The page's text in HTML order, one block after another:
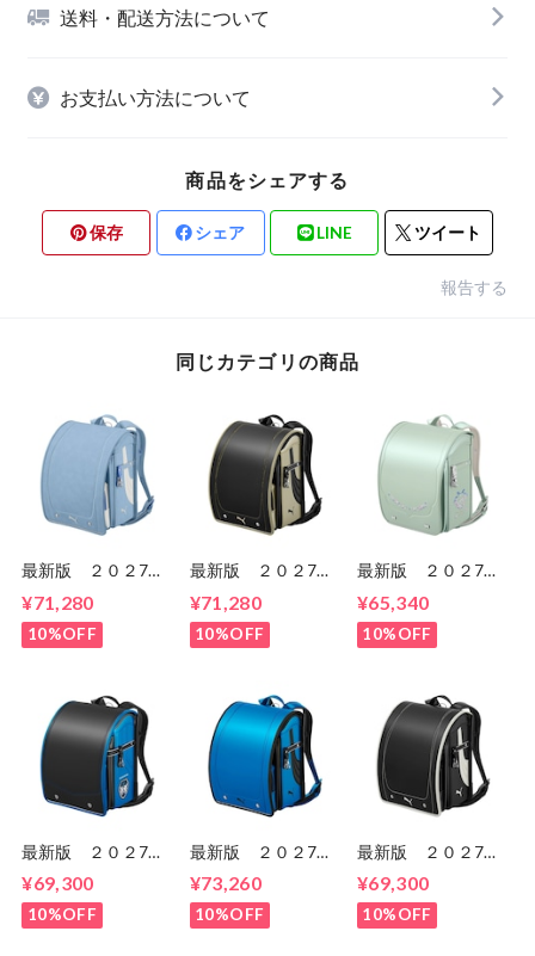
送料・配送方法について
お支払い方法について
商品をシェアする
保存 シェア LINE ツイート
報告する
同じカテゴリの商品
最新版 ２０２7
ド PBP27 男の
子 セイバンのラン
ドセル ６年間保
¥71,280
10%OFF
最新版 ２０２7
ド PB27-1 男の
子 セイバンのラン
ドセル ６年間保
¥71,280
10%OFF
最新版 ２０２7
ブーケ
CB24G02 女の
子 セイバンのラン
証 送料無料
¥65,340
10%OFF
最新版 ２０２7
デルロイヤル ドラ
グーン 男の子
ランドセル セイバ
¥69,300
10%OFF
最新版 ２０２7
ド PB27 男の
子 セイバンのラン
ドセル ６年間保
¥73,260
10%OFF
最新版 ２０２7
ド PB27 男の
子 セイバンのラン
ドセル ６年間保
¥69,300
10%OFF